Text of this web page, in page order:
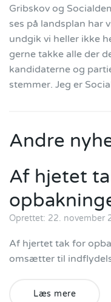
Gribskov og
ses på landsplan har
undgik vi heller ikke
gerne takke alle der
kandidaterne og
stemmer. Jeg er
Andre
Af hjetet
Oprettet: 22. november
Af hjertet tak for
omsætter til
Læs mere